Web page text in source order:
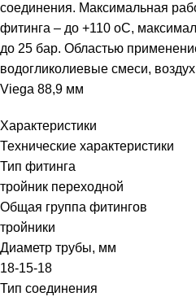
соединения. Максимальная
фитинга – до +110 оС,
до 25 бар. Областью
водогликолиевые смеси,
Viega 88,9 мм
Характеристики
Технические характеристики
Тип фитинга
тройник переходной
Общая группа фитингов
тройники
Диаметр трубы, мм
18-15-18
Тип соединения